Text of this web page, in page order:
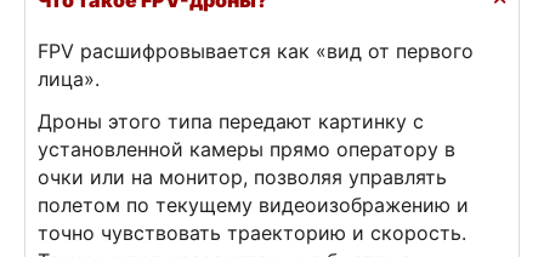
FPV расшифровывается как «вид от первого
лица».
Дроны этого типа передают картинку с
установленной камеры прямо оператору в
очки или на монитор, позволяя управлять
полетом по текущему видеоизображению и
точно чувствовать траекторию и скорость.